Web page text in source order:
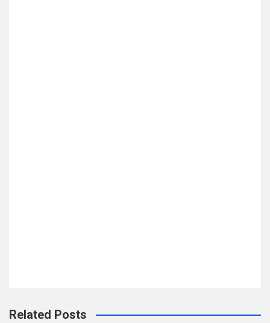
Related Posts